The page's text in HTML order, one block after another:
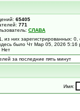
65405
771
СЛАВА
, из них зарегистрированных:
было Чт Мар 05, 2026 5:16
Нет
за последние пять минут
Имя: